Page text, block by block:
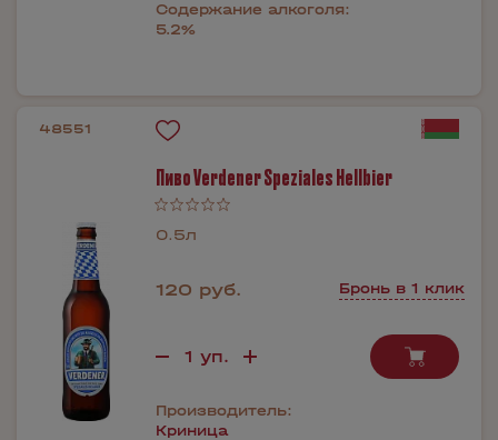
Содержание алкоголя:
5.2%
48551
Пиво Verdener Speziales Hellbier
0.5л
120 руб. Бронь в 1 клик
Производитель:
Криница